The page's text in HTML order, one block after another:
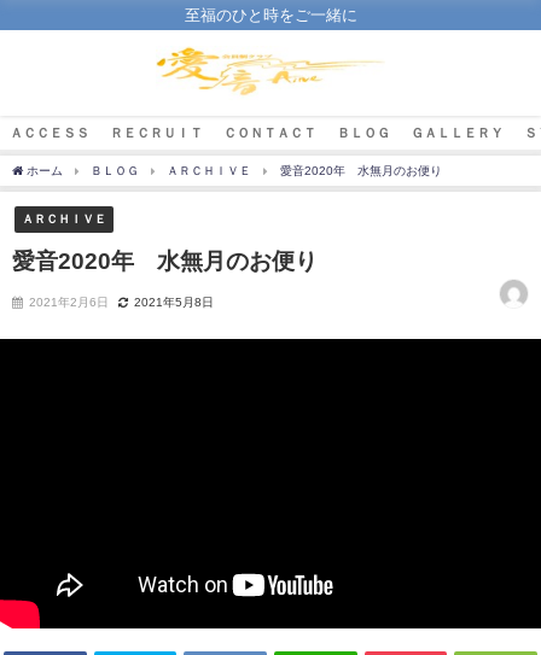
至福のひと時をご一緒に
ＡＣＣＥＳＳ ＲＥＣＲＵＩＴ ＣＯＮＴＡＣＴ ＢＬＯＧ ＧＡＬＬＥＲＹ
ホーム ＢＬＯＧ ＡＲＣＨＩＶＥ 愛音2020年 水無月のお便り
ＡＲＣＨＩＶＥ
愛音2020年 水無月のお便り
2021年2月6日 2021年5月8日